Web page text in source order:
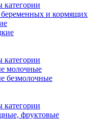
категории
и кормящих
категории
молочные
безмолочные
категории
фруктовые